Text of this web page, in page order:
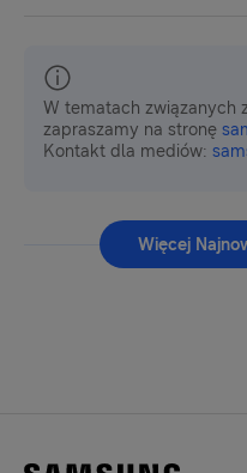
W tematach związanych
zapraszamy na stronę
Kontakt dla mediów:
Więcej